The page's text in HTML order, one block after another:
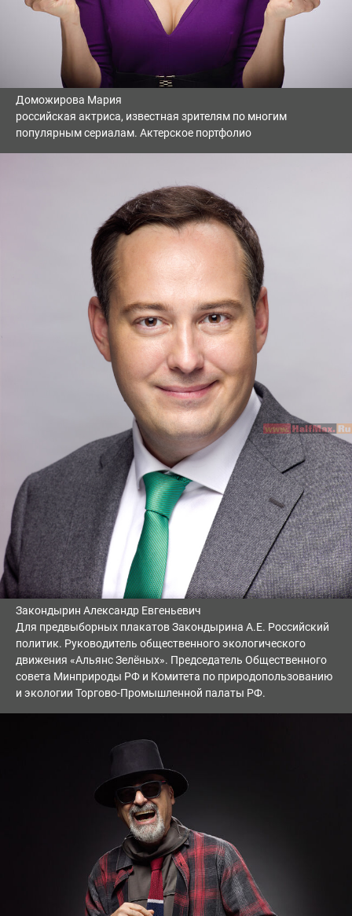
Доможирова Мария
российская актриса, известная зрителям по многим
популярным сериалам. Актерское портфолио
Закондырин Александр Евгеньевич
Для предвыборных плакатов Закондырина А.Е. Российский
политик. Руководитель общественного экологического
движения «Альянс Зелёных». Председатель Общественного
совета Минприроды РФ и Комитета по природопользованию
и экологии Торгово-Промышленной палаты РФ.